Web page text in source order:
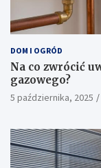
DOM I OGRÓD
Na co zwrócić
gazowego?
5 października, 2025